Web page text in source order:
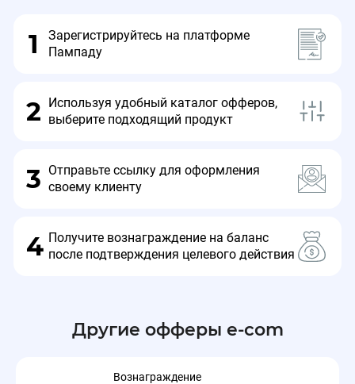
VALORANT — 14 позиций (10%)
Clash Royale — 14 позиций (10%)
Mobile Legends — 8 позиций (10–15%)
Genshin Impact — 4 позиции (15%) — топ-
оффер в коммуникации)
Остальное: Brawl Stars, Fortnite, HSR, ZZZ, Marvel
Ссылку можно забрать вЛендингах оффера.
1
Зарегистрируйтесь на платформе
Пампаду
2
Используя удобный каталог офферов,
выберите подходящий продукт
3 Отправьте ссылку для оформления
своему клиенту
4 Получите вознаграждение на баланс
после подтверждения целевого действия
Другие офферы e-com
Вознаграждение